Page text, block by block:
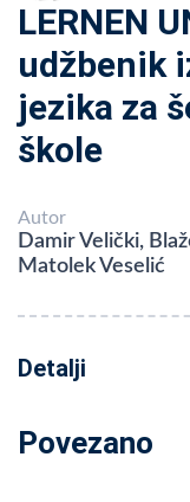
LERNEN
udžbenik
jezika za
škole
Autor
Damir Velički,
Matolek Veselić
Detalji
Povezano